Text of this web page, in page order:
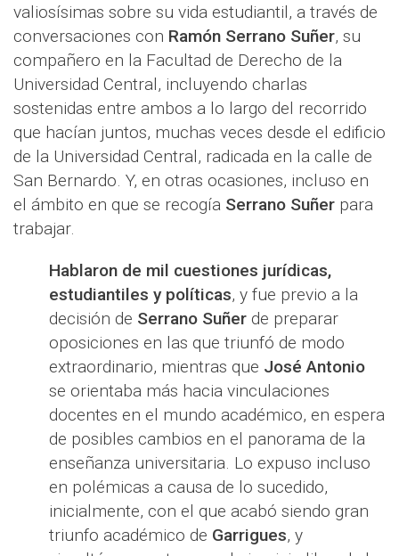
valiosísimas sobre su vida estudiantil, a través de
conversaciones con Ramón Serrano Suñer, su
compañero en la Facultad de Derecho de la
Universidad Central, incluyendo charlas
sostenidas entre ambos a lo largo del recorrido
que hacían juntos, muchas veces desde el edificio
de la Universidad Central, radicada en la calle de
San Bernardo. Y, en otras ocasiones, incluso en
el ámbito en que se recogía Serrano Suñer para
trabajar.
Hablaron de mil cuestiones jurídicas,
estudiantiles y políticas, y fue previo a la
decisión de Serrano Suñer de preparar
oposiciones en las que triunfó de modo
extraordinario, mientras que José Antonio
se orientaba más hacia vinculaciones
docentes en el mundo académico, en espera
de posibles cambios en el panorama de la
enseñanza universitaria. Lo expuso incluso
en polémicas a causa de lo sucedido,
inicialmente, con el que acabó siendo gran
triunfo académico de Garrigues, y